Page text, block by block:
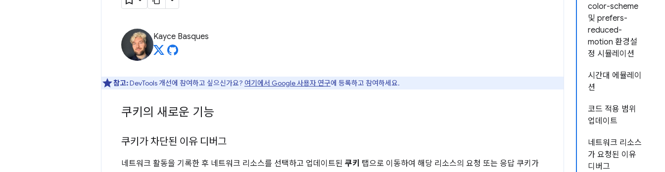
color-scheme
및 prefers-
reduced-
motion 환경설
정 시뮬레이션
시간대 에뮬레이
션
코드 적용 범위
업데이트
네트워크 리소스
가 요청된 이유
디버그
Kayce Basques
참고:DevTools 개선에 참여하고 싶으신가요? 여기에서 Google 사용자 연구에 등록하고 참여하세요.
쿠키의 새로운 기능
쿠키가 차단된 이유 디버그
네트워크 활동을 기록한 후 네트워크 리소스를 선택하고 업데이트된 쿠키 탭으로 이동하여 해당 리소스의 요청 또는 응답 쿠키가